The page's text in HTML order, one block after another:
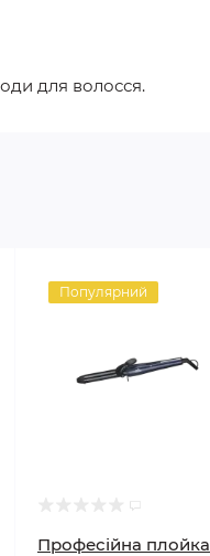
для волосся.
Популярний
Професійна плойка